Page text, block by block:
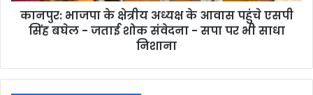
कानपुर: भाजपा के क्षेत्रीय अध्यक्ष के आवास पहुंचे एसपी
सिंह बघेल - जताई शोक संवेदना - सपा पर भी साधा
निशाना